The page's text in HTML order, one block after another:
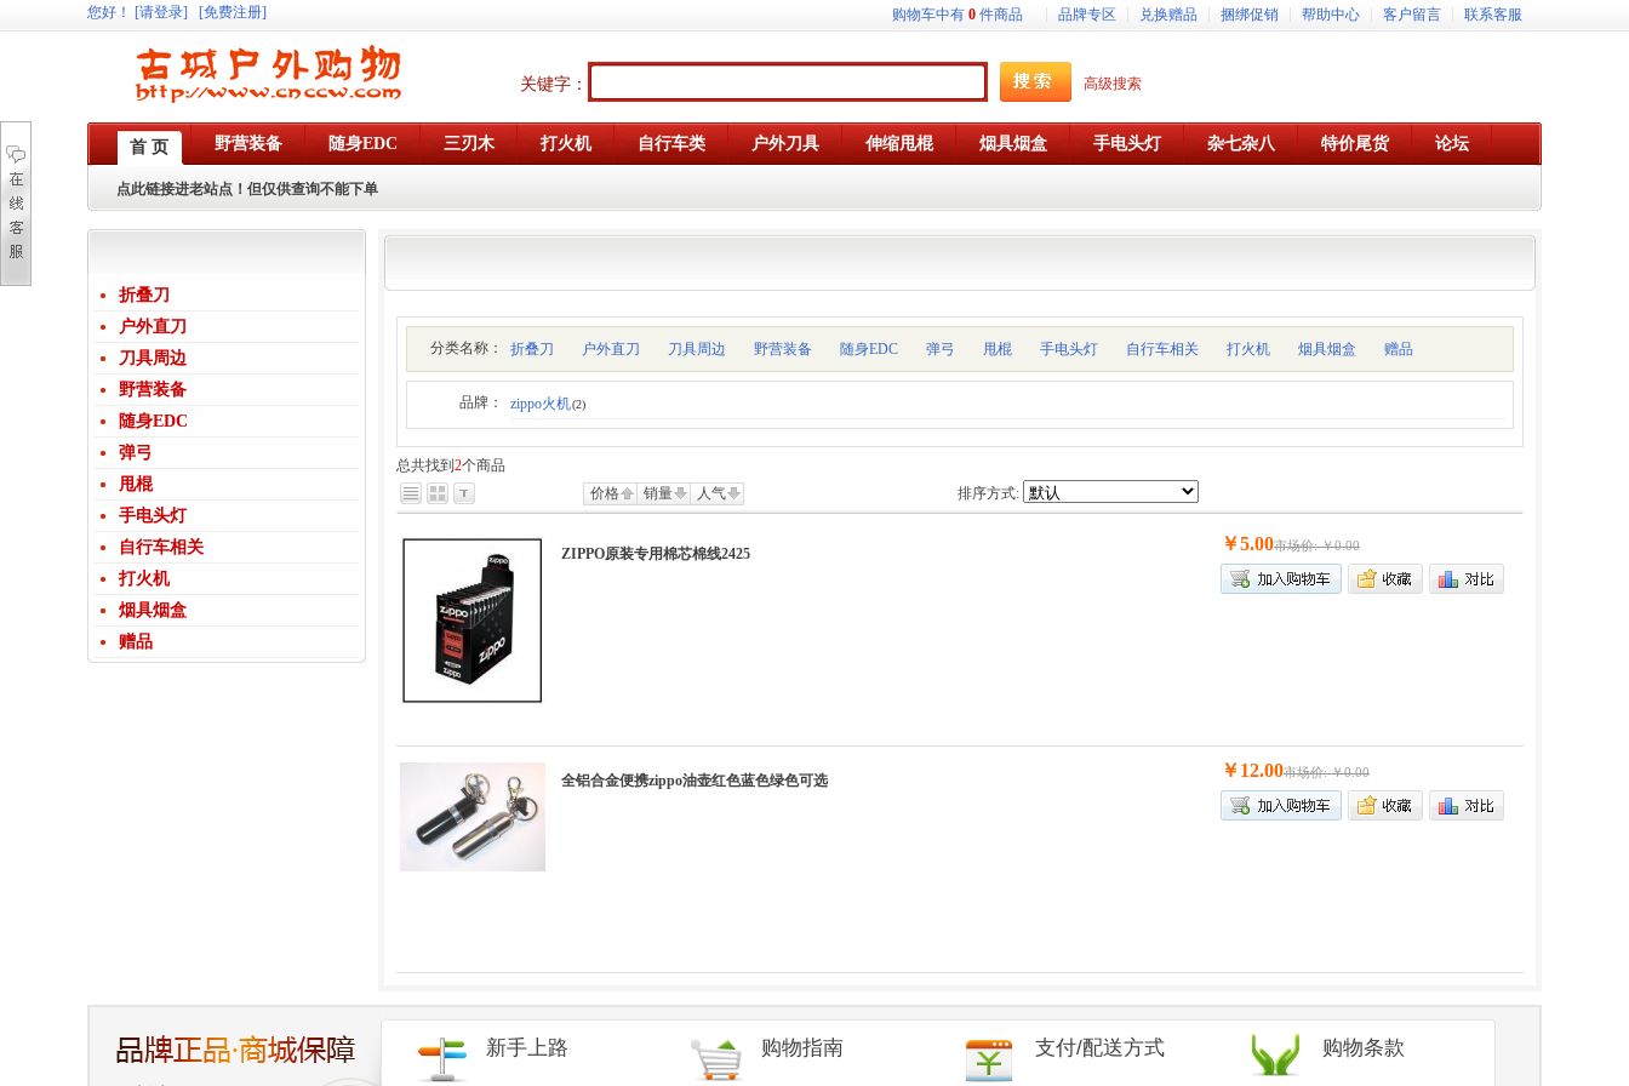
您好 ！ [请登录] [免费注册] 购物车中有 0 件商品 品牌专区 兑换赠品 捆绑促销 帮助中心 客户留言 联系客服
关键字： 高级搜索
首 页 野营装备 随身EDC 三刃木 打火机 自行车类 户外刀具 伸缩甩棍 烟具烟盒 手电头灯 杂七杂八 特价尾货 论坛
点此链接进老站点！但仅供查询不能下单
折叠刀
户外直刀
刀具周边
野营装备
随身EDC
弹弓
甩棍
手电头灯
自行车相关
打火机
烟具烟盒
赠品
分类名称： 折叠刀 户外直刀 刀具周边 野营装备 随身EDC 弹弓 甩棍 手电头灯 自行车相关 打火机 烟具烟盒 赠品
品牌： zippo火机(2)
总共找到 2个商品
价格
销量 人气 排序方式:
ZIPPO原装专用棉芯棉线2425 ￥5.00市场价: ￥0.00
全铝合金便携zippo油壶红色蓝色绿色可选 ￥12.00市场价: ￥0.00
新手上路 购物指南 支付/配送方式 购物条款